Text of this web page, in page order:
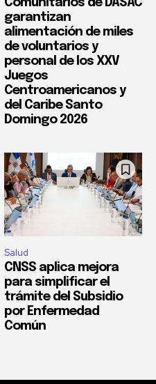
Comunitarios de DASAC
garantizan
alimentación de miles
de voluntarios y
personal de los XXV
Juegos
Centroamericanos y
del Caribe Santo
Domingo 2026
Salud
CNSS aplica mejora
para simplificar el
trámite del Subsidio
por Enfermedad
Común